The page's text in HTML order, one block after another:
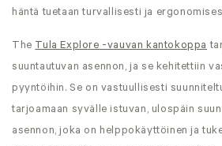
häntä tuetaan turvallisesti ja
TheTula Explore -vauvan kantokoppa
suuntautuvan asennon, ja se kehitettiin
pyyntöihin. Se on vastuullisesti
tarjoamaan syvälle istuvan, ulospäin
asennon, joka on helppokäyttöinen ja